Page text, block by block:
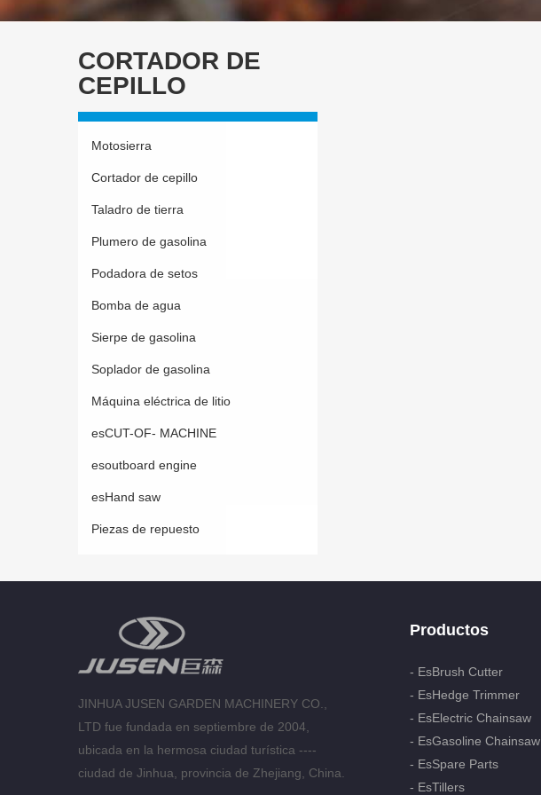
CORTADOR DE
CEPILLO
Motosierra
Cortador de cepillo
Taladro de tierra
Plumero de gasolina
Podadora de setos
Bomba de agua
Sierpe de gasolina
Soplador de gasolina
Máquina eléctrica de litio
esCUT-OF- MACHINE
esoutboard engine
esHand saw
Piezas de repuesto
JINHUA JUSEN GARDEN MACHINERY CO.,
LTD fue fundada en septiembre de 2004,
ubicada en la hermosa ciudad turística ----
ciudad de Jinhua, provincia de Zhejiang, China.
Productos
- EsBrush Cutter
- EsHedge Trimmer
- EsElectric Chainsaw
- EsGasoline Chainsaw
- EsSpare Parts
- EsTillers